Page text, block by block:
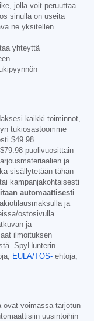
jolla voit peruuttaa
sinulla on useita
ne yksitellen.
yhteyttä
kaikki toiminnot,
tukiosastoomme
$49.98
$79.98 puolivuosittain
ja
sisällytetään tähän
kampanjakohtaisesti
automaattisesti
ja
ostosivulla
ja
ilmoituksen
SpyHunterin
EULA/TOS- ehtoja,
ovat voimassa tarjotun
uusintoihin